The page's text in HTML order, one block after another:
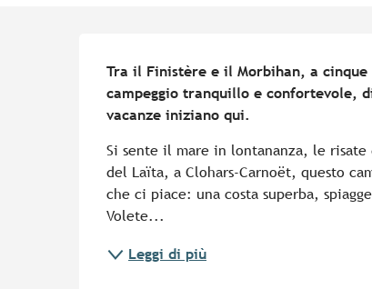
Tra il Finistère e il Morbihan, a
campeggio tranquillo e confortevole,
vacanze iniziano qui.
Si sente il mare in lontananza, le
del Laïta, a Clohars-Carnoët, questo
che ci piace: una costa superba,
Volete...
Leggi di più